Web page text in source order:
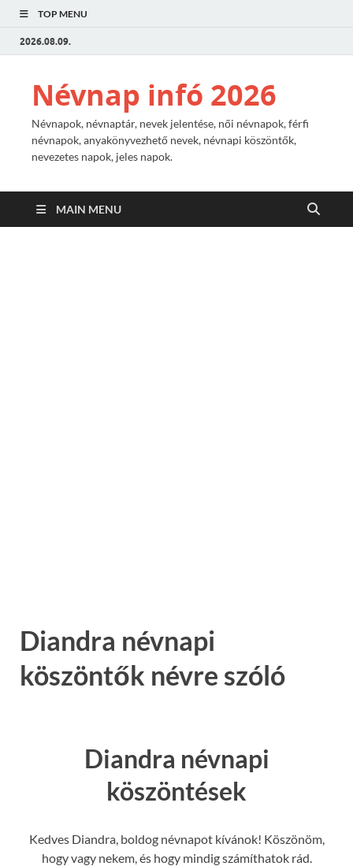
TOP MENU
2026.08.09.
Névnap infó 2026
Névnapok, névnaptár, nevek jelentése, női névnapok, férfi
névnapok, anyakönyvezhető nevek, névnapi köszöntők,
nevezetes napok, jeles napok.
MAIN MENU
Diandra névnapi
köszöntők névre szóló
Diandra névnapi
köszöntések
Kedves Diandra, boldog névnapot kívánok! Köszönöm,
hogy vagy nekem, és hogy mindig számíthatok rád.